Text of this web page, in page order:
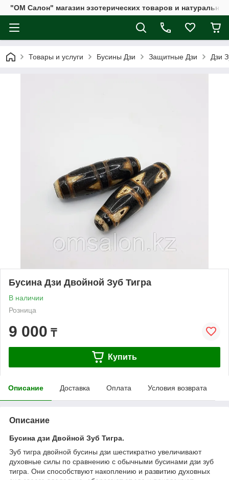
"ОМ Салон" магазин эзотерических товаров и
Товары и услуги Бусины Дзи Защитные Дзи Дзи
Бусина Дзи Двойной Зуб Тигра
В наличии
Розница
9 000 ₸
Купить
Описание Доставка Оплата Условия возврата
Описание
Бусина дзи Двойной Зуб Тигра.
Зуб тигра двойной бусины дзи шестикратно увеличивают
духовные силы по сравнению с обычными бусинами дзи зуб
тигра. Они способствуют накоплению и развитию духовных